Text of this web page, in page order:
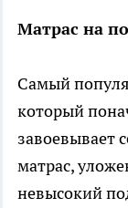
Матрас на
Самый
который
завоевывает
матрас,
невысокий